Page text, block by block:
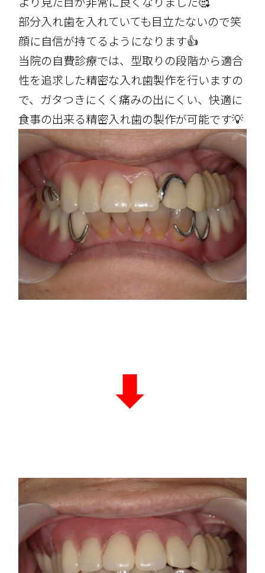
部分入れ歯を入れていても目立たないので笑
顔に自信が持てるようになります👍
当院の自費診療では、型取りの段階から適合
性を追求した精密な入れ歯製作を行いますの
で、ガタつきにくく痛みの出にくい、快適に
食事の出来る精密入れ歯の製作が可能です💡